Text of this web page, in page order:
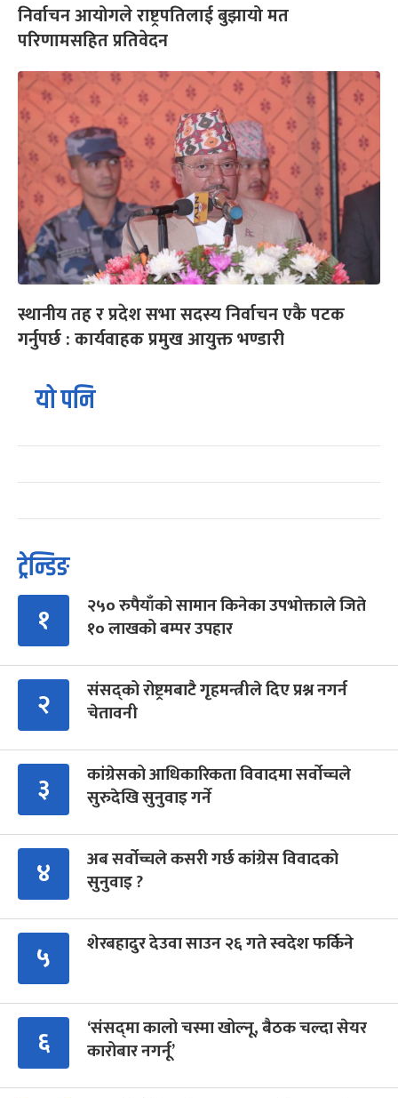
निर्वाचन आयोगले राष्ट्रपतिलाई बुझायो मत
परिणामसहित प्रतिवेदन
स्थानीय तह र प्रदेश सभा सदस्य निर्वाचन एकै पटक
गर्नुपर्छ : कार्यवाहक प्रमुख आयुक्त भण्डारी
यो पनि
ट्रेन्डिङ
१
२५० रुपैयाँको सामान किनेका उपभोक्ताले जिते
१० लाखको बम्पर उपहार
२
संसद्को रोष्ट्रमबाटै गृहमन्त्रीले दिए प्रश्न नगर्न
चेतावनी
३
कांग्रेसको आधिकारिकता विवादमा सर्वोच्चले
सुरुदेखि सुनुवाइ गर्ने
४
अब सर्वोच्चले कसरी गर्छ कांग्रेस विवादको
सुनुवाइ ?
५ शेरबहादुर देउवा साउन २६ गते स्वदेश फर्किने
६
‘संसद्‍मा कालो चस्मा खोल्नू, बैठक चल्दा सेयर
कारोबार नगर्नू’